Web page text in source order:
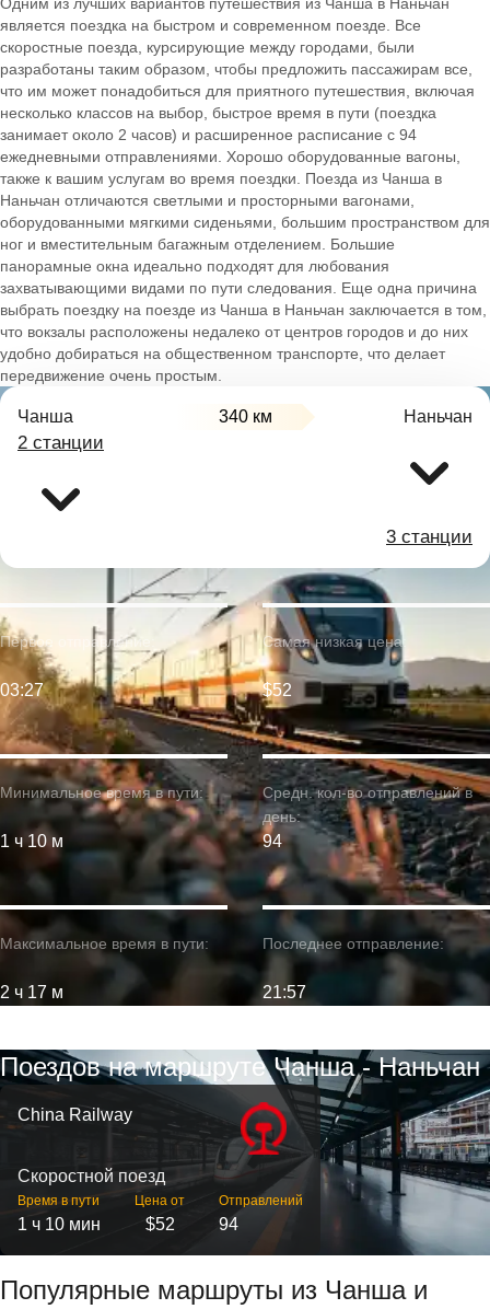
является поездка на быстром и современном поезде. Все
скоростные поезда, курсирующие между городами, были
разработаны таким образом, чтобы предложить пассажирам все,
что им может понадобиться для приятного путешествия, включая
несколько классов на выбор, быстрое время в пути (поездка
занимает около 2 часов) и расширенное расписание с 94
ежедневными отправлениями. Хорошо оборудованные вагоны,
также к вашим услугам во время поездки. Поезда из Чанша в
Наньчан отличаются светлыми и просторными вагонами,
оборудованными мягкими сиденьями, большим пространством для
ног и вместительным багажным отделением. Большие
панорамные окна идеально подходят для любования
захватывающими видами по пути следования. Еще одна причина
выбрать поездку на поезде из Чанша в Наньчан заключается в том,
что вокзалы расположены недалеко от центров городов и до них
удобно добираться на общественном транспорте, что делает
передвижение очень простым.
Чанша 340 км Наньчан
2 станции
3 станции
Минимальное время в пути:
1 ч 10 м
Первое отправление:
03:27
Максимальное время в пути:
2 ч 17 м
Самая низкая цена:
$52
Средн. кол-во отправлений в
день:
94
Последнее отправление:
21:57
Поездов на маршруте Чанша - Наньчан
China Railway
Скоростной поезд
Время в пути
1 ч 10 мин
Цена от
$52
Отправлений
94
Популярные маршруты из Чанша и